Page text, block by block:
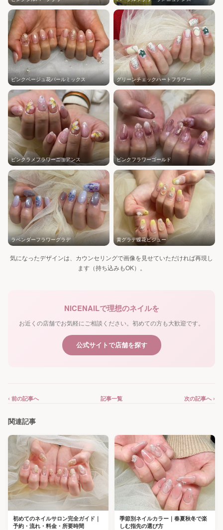
ピンクベージュ花パールミックス グリーンチェックハートフラワー
ピンクラメフラワーニュアンス ピンクフラワーゴールド
ラベンダーフラワーグラデ 黄グラデ蝶花ビジュー
気になったデザインは、カウンセリングで画像を見せていただければ再現し
ます（持ち込みもOK）。
NICENAILで理想のネイルを
お近くの店舗でお気軽にご相談ください。初めての方も大歓迎です。
公式サイトで店舗を探す
‹ 前の記事へ 記事一覧 次の記事へ ›
関連記事
初めてのネイルサロン完全ガイド｜
予約・流れ・料金・所要時間
季節別ネイルカラー｜春夏秋冬で楽
しむ指先の選び方